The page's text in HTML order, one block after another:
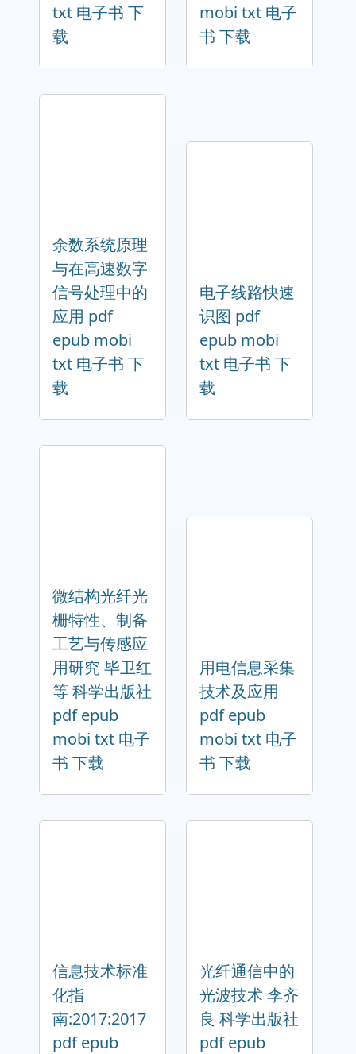
txt 电子书 下
载
mobi txt 电子
书 下载
余数系统原理
与在高速数字
信号处理中的
应用 pdf
epub mobi
txt 电子书 下
载
电子线路快速
识图 pdf
epub mobi
txt 电子书 下
载
微结构光纤光
栅特性、制备
工艺与传感应
用研究 毕卫红
等 科学出版社
pdf epub
mobi txt 电子
书 下载
用电信息采集
技术及应用
pdf epub
mobi txt 电子
书 下载
信息技术标准
化指
南:2017:2017
pdf epub
光纤通信中的
光波技术 李齐
良 科学出版社
pdf epub